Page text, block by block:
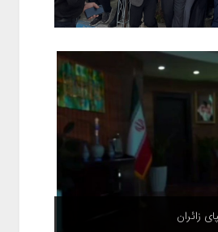
زائران